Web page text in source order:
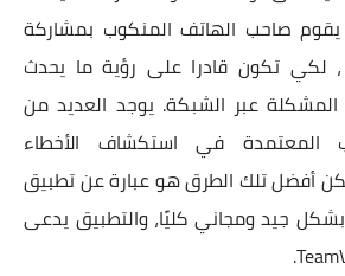
صاحب الهاتف المنكوب بمشاركة
تكون قادرا على رؤية ما يحدث
المشكلة عبر الشبكة. يوجد العديد من
المعتمدة في استكشاف الأخطاء
أفضل تلك الطرق هو عبارة عن تطبيق
جيد ومجاني كليًا، والتطبيق يدعى